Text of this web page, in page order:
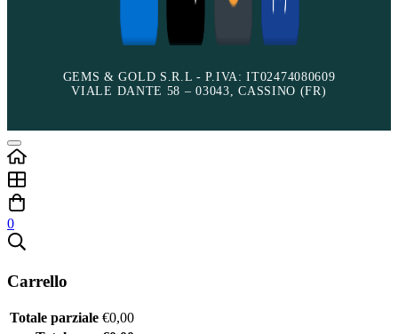
GEMS & GOLD S.R.L - P.IVA: IT02474080609
VIALE DANTE 58 – 03043, CASSINO (FR)
0
Carrello
Totale parziale €0,00